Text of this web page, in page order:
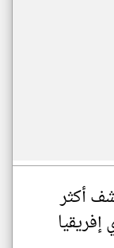
أكثر